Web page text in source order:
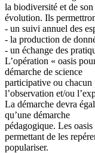
la biodiversité et de son
évolution. Ils
- un suivi annuel des
- la production de
- un échange des
L’opération « oasis
démarche de science
participative ou
l’observation et/ou
La démarche devra
qu’une démarche
pédagogique. Les
permettant de les
populariser.